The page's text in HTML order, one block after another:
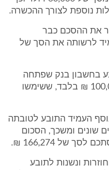
נוספת לצורך ההכשרה.
את ההסכם כבר
לרשותה את הסך של
בחשבון בנק שפתחה
(להלן: "החשבון") סך של 100,000 ₪ בלבד, ששימשו
העמיד התובע לטובתה
בתשלומים שונים ומשכך, הסכום
של 166,274 ₪.
ונשנות לתובע